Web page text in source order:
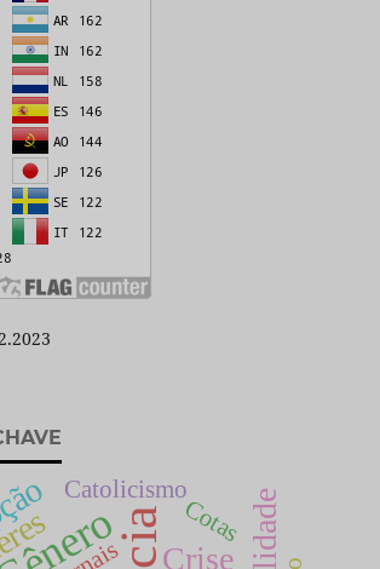
Crise
Catolicismo
Cotas